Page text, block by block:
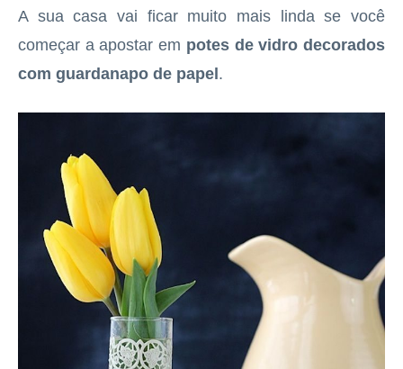
A sua casa vai ficar muito mais linda se você
começar a apostar em potes de vidro decorados
com guardanapo de papel.